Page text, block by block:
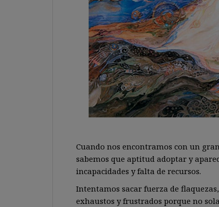
Cuando nos encontramos con un
sabemos que aptitud adoptar y
incapacidades y falta de recursos.
Intentamos sacar fuerza de
exhaustos y frustrados porque no